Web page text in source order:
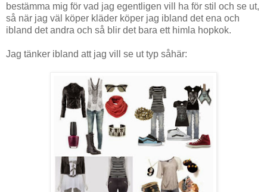
bestämma mig för vad jag egentligen vill ha för stil och se ut,
så när jag väl köper kläder köper jag ibland det ena och
ibland det andra och så blir det bara ett himla hopkok.
Jag tänker ibland att jag vill se ut typ såhär: